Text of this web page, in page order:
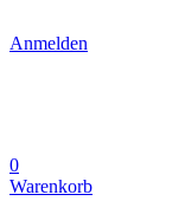
Anmelden
0
Warenkorb